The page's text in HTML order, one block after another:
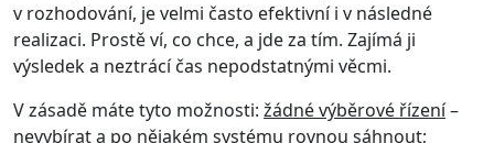
v rozhodování, je velmi často efektivní i v následné
realizaci. Prostě ví, co chce, a jde za tím. Zajímá ji
výsledek a neztrácí čas nepodstatnými věcmi.
V zásadě máte tyto možnosti: žádné výběrové řízení–
nevybírat a po nějakém systému rovnou sáhnout;